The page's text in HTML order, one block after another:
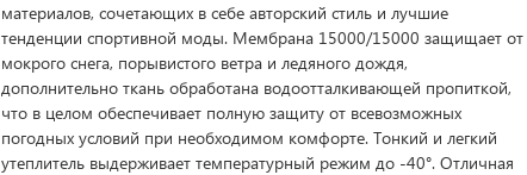
материалов, сочетающих в себе авторский стиль и лучшие
тенденции спортивной моды. Мембрана 15000/15000 защищает от
мокрого снега, порывистого ветра и ледяного дождя,
дополнительно ткань обработана водоотталкивающей пропиткой,
что в целом обеспечивает полную защиту от всевозможных
погодных условий при необходимом комфорте. Тонкий и легкий
утеплитель выдерживает температурный режим до -40°. Отличная